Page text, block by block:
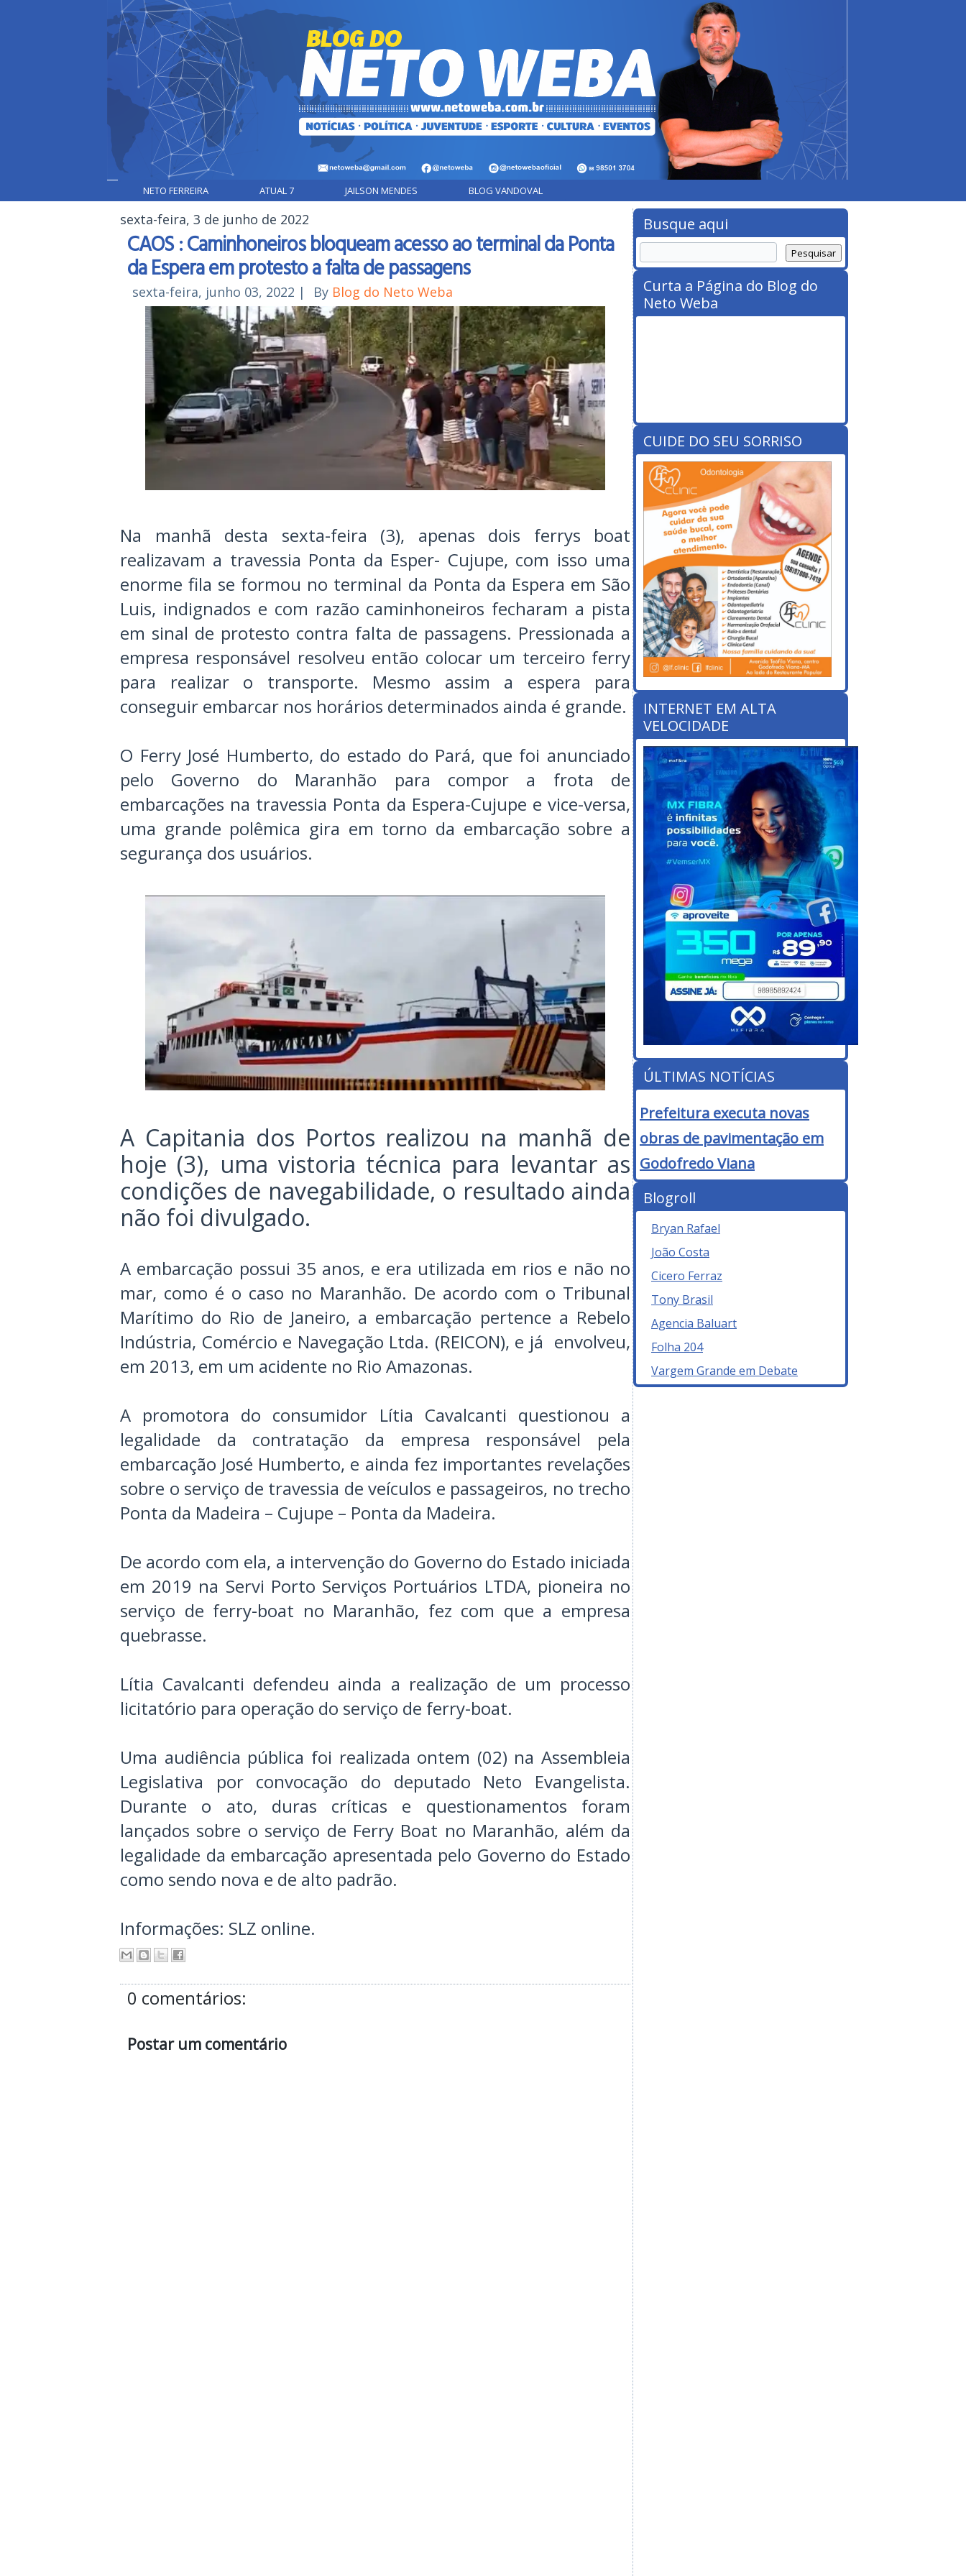
NETO FERREIRA ATUAL 7 JAILSON MENDES BLOG VANDOVAL
sexta-feira, 3 de junho de 2022
CAOS : Caminhoneiros bloqueam acesso ao terminal da Ponta
da Espera em protesto a falta de passagens
sexta-feira, junho 03, 2022 | By Blog do Neto Weba
Na manhã desta sexta-feira (3), apenas dois ferrys boat
realizavam a travessia Ponta da Esper- Cujupe, com isso uma
enorme fila se formou no terminal da Ponta da Espera em São
Luis, indignados e com razão caminhoneiros fecharam a pista
em sinal de protesto contra falta de passagens. Pressionada a
empresa responsável resolveu então colocar um terceiro ferry
para realizar o transporte. Mesmo assim a espera para
conseguir embarcar nos horários determinados ainda é grande.
O Ferry José Humberto, do estado do Pará, que foi anunciado
pelo Governo do Maranhão para compor a frota de
embarcações na travessia Ponta da Espera-Cujupe e vice-versa,
uma grande polêmica gira em torno da embarcação sobre a
segurança dos usuários.
A Capitania dos Portos realizou na manhã de
hoje (3), uma vistoria técnica para levantar as
condições de navegabilidade, o resultado ainda
não foi divulgado.
A embarcação possui 35 anos, e era utilizada em rios e não no
mar, como é o caso no Maranhão. De acordo com o Tribunal
Marítimo do Rio de Janeiro, a embarcação pertence a Rebelo
Indústria, Comércio e Navegação Ltda. (REICON), e já envolveu,
em 2013, em um acidente no Rio Amazonas.
A promotora do consumidor Lítia Cavalcanti questionou a
legalidade da contratação da empresa responsável pela
embarcação José Humberto, e ainda fez importantes revelações
sobre o serviço de travessia de veículos e passageiros, no trecho
Ponta da Madeira – Cujupe – Ponta da Madeira.
De acordo com ela, a intervenção do Governo do Estado iniciada
em 2019 na Servi Porto Serviços Portuários LTDA, pioneira no
serviço de ferry-boat no Maranhão, fez com que a empresa
quebrasse.
Lítia Cavalcanti defendeu ainda a realização de um processo
licitatório para operação do serviço de ferry-boat.
Uma audiência pública foi realizada ontem (02) na Assembleia
Legislativa por convocação do deputado Neto Evangelista.
Durante o ato, duras críticas e questionamentos foram
lançados sobre o serviço de Ferry Boat no Maranhão, além da
legalidade da embarcação apresentada pelo Governo do Estado
como sendo nova e de alto padrão.
Informações: SLZ online.
0 comentários:
Postar um comentário
Busque aqui
Curta a Página do Blog do
Neto Weba
CUIDE DO SEU SORRISO
INTERNET EM ALTA
VELOCIDADE
ÚLTIMAS NOTÍCIAS
Prefeitura executa novas
obras de pavimentação em
Godofredo Viana
Blogroll
Bryan Rafael
João Costa
Cicero Ferraz
Tony Brasil
Agencia Baluart
Folha 204
Vargem Grande em Debate